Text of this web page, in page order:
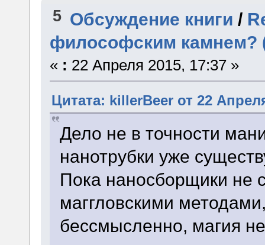
5 Обсуждение книги /
философским камнем?
« : 22 Апреля 2015, 17:37 »
Цитата: killerBeer от 22
Дело не в точности
нанотрубки уже
Пока наносборщики не
маггловскими
бессмысленно, магия